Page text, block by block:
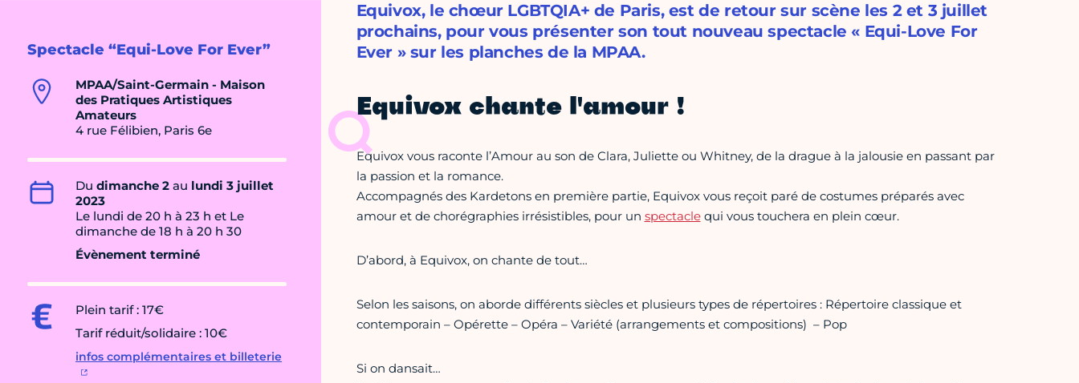
Spectacle “Equi-Love For Ever”
MPAA/Saint-Germain - Maison
des Pratiques Artistiques
Amateurs
4 rue Félibien, Paris 6e
Du dimanche 2 au lundi 3 juillet
2023
Le lundi de 20 h à 23 h et Le
dimanche de 18 h à 20 h 30
Évènement terminé
Plein tarif : 17€
Tarif réduit/solidaire : 10€
infos complémentaires et billeterie
Equivox, le chœur LGBTQIA+ de Paris, est de retour sur scène les 2 et 3 juillet
prochains, pour vous présenter son tout nouveau spectacle « Equi-Love For
Ever » sur les planches de la MPAA.
Equivox chante l'amour !
Equivox vous raconte l’Amour au son de Clara, Juliette ou Whitney, de la drague à la jalousie en passant par
la passion et la romance.
Accompagnés des Kardetons en première partie, Equivox vous reçoit paré de costumes préparés avec
amour et de chorégraphies irrésistibles, pour un spectaclequi vous touchera en plein cœur.
D’abord, à Equivox, on chante de tout…
Selon les saisons, on aborde différents siècles et plusieurs types de répertoires : Répertoire classique et
contemporain – Opérette – Opéra – Variété (arrangements et compositions) – Pop
Si on dansait…